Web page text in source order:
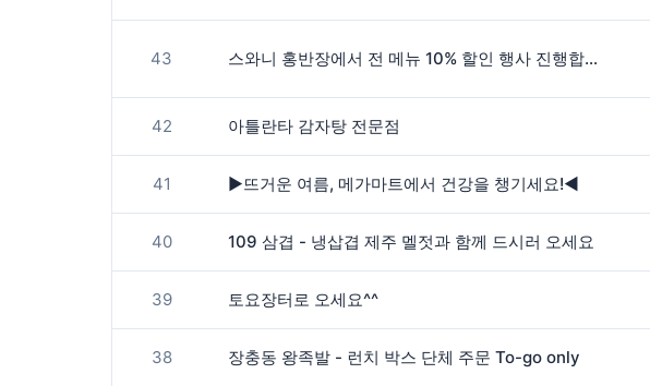
43 스와니 홍반장에서 전 메뉴 10% 할인 행사 진행합니다
42 아틀란타 감자탕 전문점
41 ▶️뜨거운 여름, 메가마트에서 건강을 챙기세요!◀️
40 109 삼겹 - 냉삽겹 제주 멜젓과 함께 드시러 오세요
39 토요장터로 오세요^^
38 장충동 왕족발 - 런치 박스 단체 주문 To-go only